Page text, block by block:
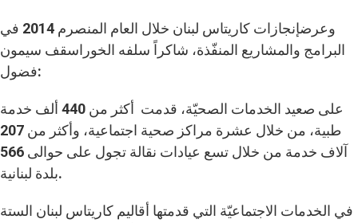
وعرضإنجازات كاريتاس لبنان خلال العام المنصرم 2014 في
البرامج والمشاريع المنفّذة، شاكراً سلفه الخوراسقف سيمون
فضول:
على صعيد الخدمات الصحيّة، قدمت أكثر من 440 ألف خدمة
طبية، من خلال عشرة مراكز صحية اجتماعية، وأكثر من 207
آلاف خدمة من خلال تسع عيادات نقالة تجول على حوالى 566
بلدة لبنانية.
في الخدمات الاجتماعيّة التي قدمتها أقاليم كاريتاس لبنان الستة